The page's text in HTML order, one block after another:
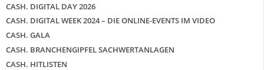
CASH. DIGITAL DAY 2026
CASH. DIGITAL WEEK 2024 – DIE ONLINE-EVENTS IM VIDEO
CASH. GALA
CASH. BRANCHENGIPFEL SACHWERTANLAGEN
CASH. HITLISTEN